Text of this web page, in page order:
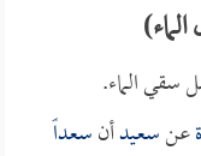
سقي الماء.
عنسعيدأنسعداً